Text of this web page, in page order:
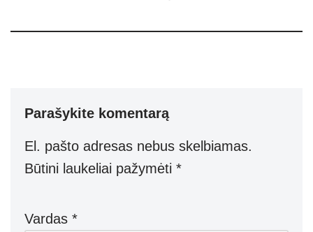
Parašykite komentarą
El. pašto adresas nebus skelbiamas.
Būtini laukeliai pažymėti *
Vardas *